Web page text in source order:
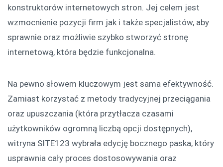
konstruktorów internetowych stron. Jej celem jest
wzmocnienie pozycji firm jak i także specjalistów, aby
sprawnie oraz możliwie szybko stworzyć stronę
internetową, która będzie funkcjonalna.
Na pewno słowem kluczowym jest sama efektywność.
Zamiast korzystać z metody tradycyjnej przeciągania
oraz upuszczania (która przytłacza czasami
użytkowników ogromną liczbą opcji dostępnych),
witryna SITE123 wybrała edycję bocznego paska, który
usprawnia cały proces dostosowywania oraz